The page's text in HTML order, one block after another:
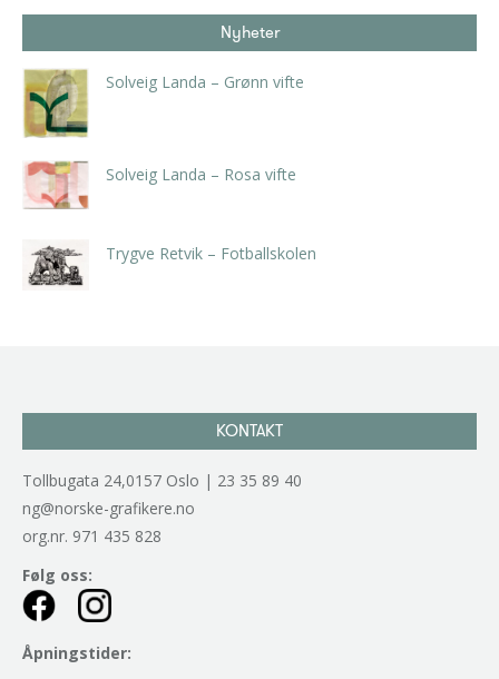
Nyheter
Solveig Landa – Grønn vifte
Solveig Landa – Rosa vifte
Trygve Retvik – Fotballskolen
KONTAKT
Tollbugata 24,0157 Oslo | 23 35 89 40
ng@norske-grafikere.no
org.nr. 971 435 828
Følg oss:
Åpningstider: